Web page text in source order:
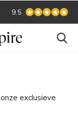
Grootste collectie
9.5
exclusieve
luxe